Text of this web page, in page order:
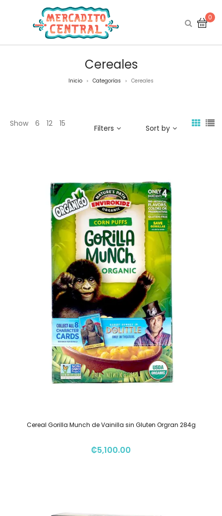
0
Cereales
Inicio > Categorías > Cereales
Show 6 12 15 Filters Sort by
Cereal Gorilla Munch de Vainilla sin Gluten Orgran 284g
₡5,100.00